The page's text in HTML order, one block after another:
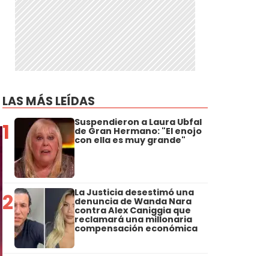
LAS MÁS LEÍDAS
1 Suspendieron a Laura Ubfal
de Gran Hermano: "El enojo
con ella es muy grande"
2 La Justicia desestimó una
denuncia de Wanda Nara
contra Alex Caniggia que
reclamará una millonaria
compensación económica